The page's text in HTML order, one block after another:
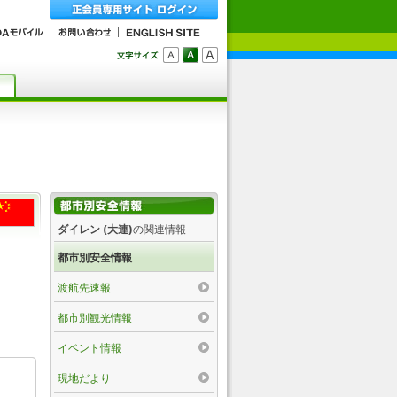
ダイレン (大連)の関連情報
都市別安全情報
渡航先速報
都市別観光情報
イベント情報
現地だより